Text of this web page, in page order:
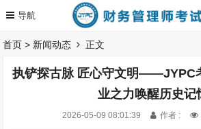
首页 > 新闻动态 正文
执铲探古脉 匠心守文明——JYPC
业之力唤醒历史记
2026-05-09 08:01:39 作者 :